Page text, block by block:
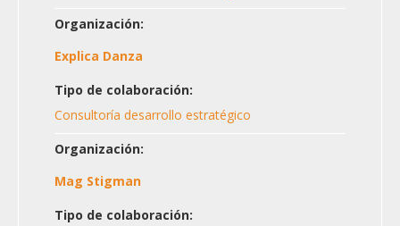
Organización:
Explica Danza
Tipo de colaboración:
Consultoría desarrollo estratégico
Organización:
Mag Stigman
Tipo de colaboración: